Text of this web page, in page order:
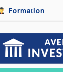
Formation